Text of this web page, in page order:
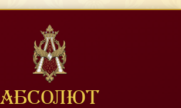
АБСОЛЮТ